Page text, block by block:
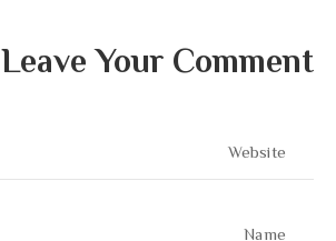
Leave Your Comment